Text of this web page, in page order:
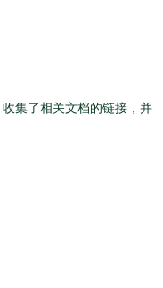
收集了相关文档的链接，并